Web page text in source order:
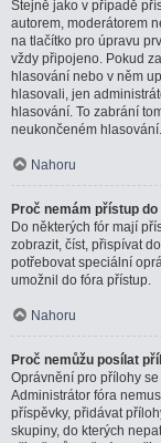
Stejně jako v případě
autorem, moderátorem
na tlačítko pro úpravu
vždy připojeno. Pokud
hlasování nebo v něm
hlasovali, jen
hlasování. To zabrání
neukončeném hlasování.
Nahoru
Proč nemám přístup
Do některých fór mají
zobrazit, číst, přispívat
potřebovat speciální
umožnil do fóra přístup.
Nahoru
Proč nemůžu posílat
Oprávnění pro přílohy
Administrátor fóra
příspěvky, přidávat
skupiny, do kterých